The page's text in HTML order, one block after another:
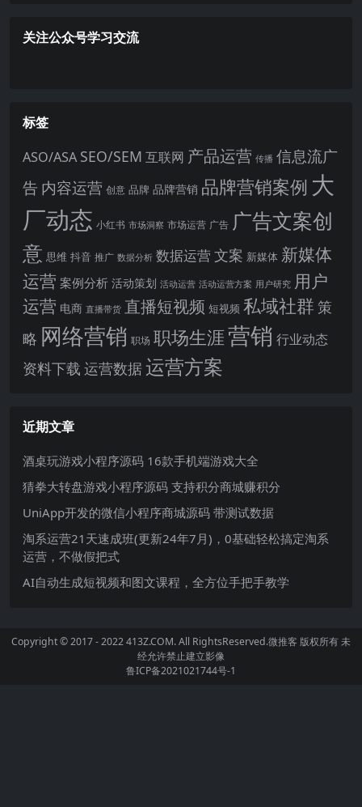
关注公众号学习交流
标签
ASO/ASA SEO/SEM 互联网 产品运营 传播 信息流广
告 内容运营 创意 品牌 品牌营销 品牌营销案例 大
厂动态 小红书 市场洞察 市场运营 广告 广告文案创
意 思维 抖音 推广 数据分析 数据运营 文案 新媒体 新媒体
运营 案例分析 活动策划 活动运营 活动运营方案 用户研究 用户
运营 电商 直播带货 直播短视频 短视频 私域社群 策
略 网络营销 职场 职场生涯营销 行业动态
资料下载 运营数据运营方案
近期文章
酒桌玩游戏小程序源码 16款手机端游戏大全
猜拳大转盘游戏小程序源码 支持积分商城赚积分
UniApp开发的微信小程序商城源码 带测试数据
淘系运营21天速成班(更新24年7月)，0基础轻松搞定淘系
运营，不做假把式
AI自动生成短视频和图文课程，全方位手把手教学
Copyright © 2017 - 2022 413Z.COM. All RightsReserved.微推客 版权所有 未
经允许禁止建立影像
鲁ICP备2021021744号-1